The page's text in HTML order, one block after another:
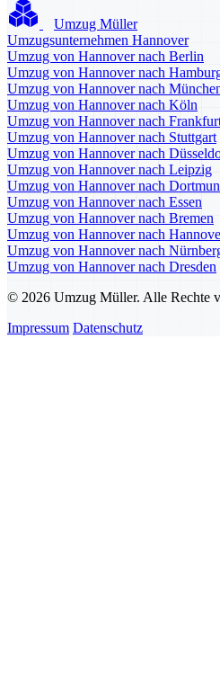
Umzug Müller
Umzugsunternehmen Hannover
Umzug von Hannover nach Berlin
Umzug von Hannover nach
Umzug von Hannover nach
Umzug von Hannover nach Köln
Umzug von Hannover nach
Umzug von Hannover nach Stuttgart
Umzug von Hannover nach
Umzug von Hannover nach Leipzig
Umzug von Hannover nach
Umzug von Hannover nach Essen
Umzug von Hannover nach Bremen
Umzug von Hannover nach
Umzug von Hannover nach
Umzug von Hannover nach Dresden
© 2026 Umzug Müller. Alle Rechte
Impressum Datenschutz